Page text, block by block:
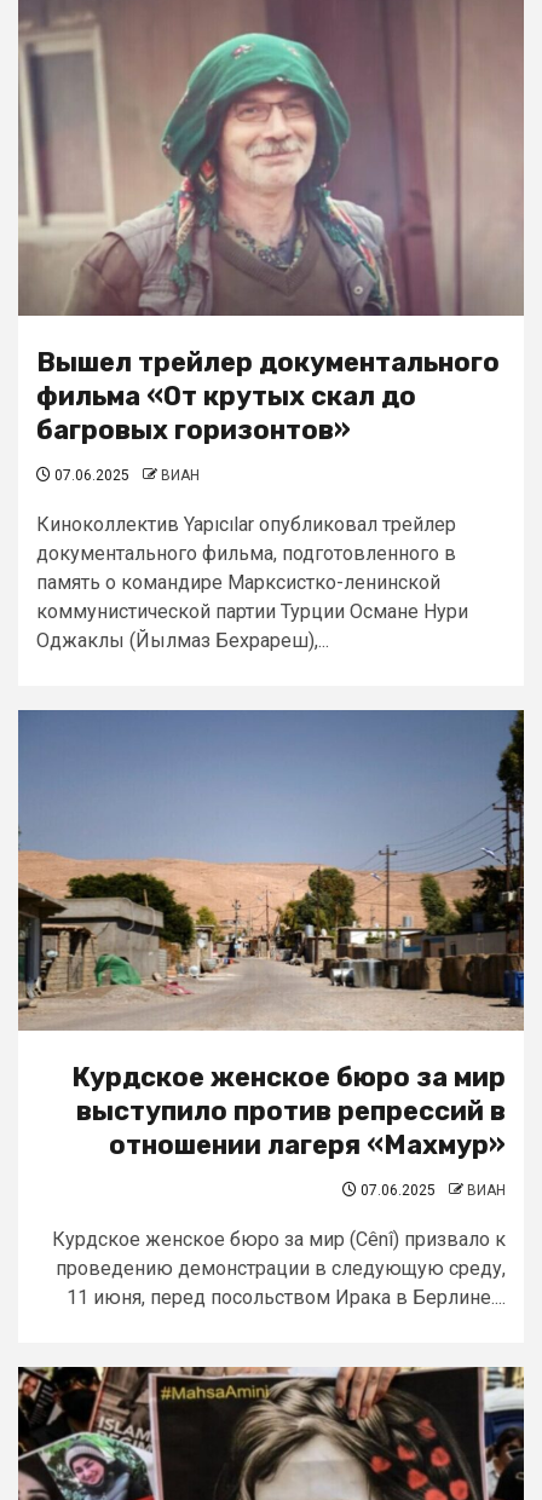
Вышел трейлер документального
фильма «От крутых скал до
багровых горизонтов»
07.06.2025 ВИАН
Киноколлектив Yapıcılar опубликовал трейлер
документального фильма, подготовленного в
память о командире Марксистко-ленинской
коммунистической партии Турции Османе Нури
Оджаклы (Йылмаз Бехрареш),...
Курдское женское бюро за мир
выступило против репрессий в
отношении лагеря «Махмур»
07.06.2025 ВИАН
Курдское женское бюро за мир (Cênî) призвало к
проведению демонстрации в следующую среду,
11 июня, перед посольством Ирака в Берлине....